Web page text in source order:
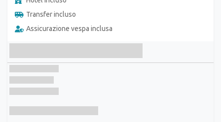
Transfer incluso
Assicurazione vespa inclusa